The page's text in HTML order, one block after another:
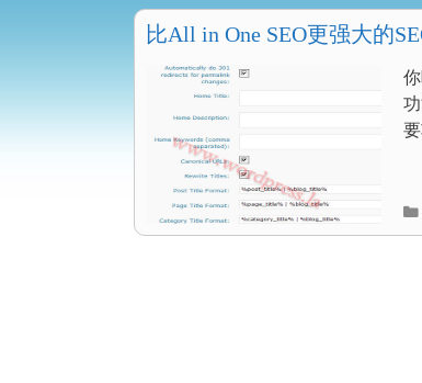
比All in One SEO更强大的